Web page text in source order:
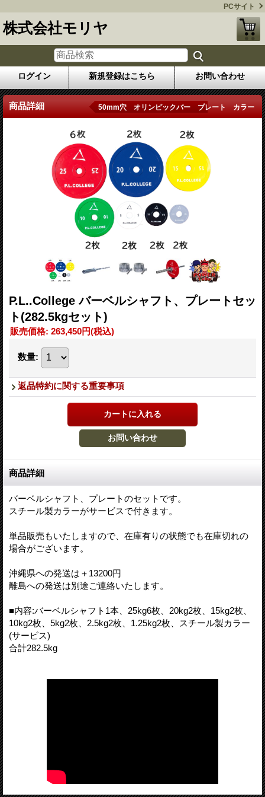
PCサイト
株式会社モリヤ
ログイン 新規登録はこちら お問い合わせ
商品詳細 50mm穴 オリンピックバー プレート カラー
P.L..College バーベルシャフト、プレートセッ
ト(282.5kgセット)
販売価格: 263,450円(税込)
数量:
返品特約に関する重要事項
商品詳細
バーベルシャフト、プレートのセットです。
スチール製カラーがサービスで付きます。
単品販売もいたしますので、在庫有りの状態でも在庫切れの
場合がございます。
沖縄県への発送は＋13200円
離島への発送は別途ご連絡いたします。
■内容:バーベルシャフト1本、25kg6枚、20kg2枚、15kg2枚、
10kg2枚、5kg2枚、2.5kg2枚、1.25kg2枚、スチール製カラー
(サービス)
合計282.5kg